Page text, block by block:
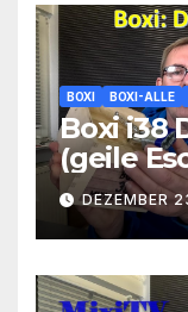
BOXI BOXI-ALLE
Boxi i38
(geile
DEZEMBER